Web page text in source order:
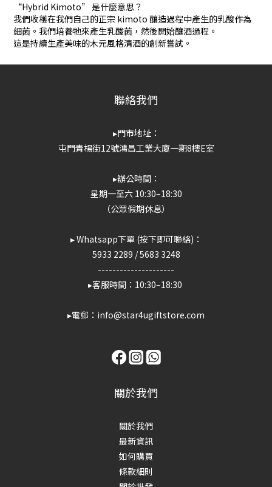
“Hybrid Kimoto” 是什麼意思？
我們收穫在我們自己的正宗 kimoto 釀造過程中產生的乳酸作為
細菌。我們培養牠來產生乳酸菌，然後開始釀酒過程。
這是持續生產美味的木元風格清酒的創新嘗試。
聯絡我們
▸門市地址：
屯門青楊街12號鴻昌工業大廈一期8樓E室
▸辦公時間：
星期一至六 10:30–18:30
（公眾假期休息）
▸ Whatsapp下單 (按下即可聯絡)：
5933 2289 /5683 3248
---------------------
▸客服時間：10:30–18:30
▸電郵：info@star4ugiftstore.com
關於我們
關於我們
最新資訊
如何購買
條款細則